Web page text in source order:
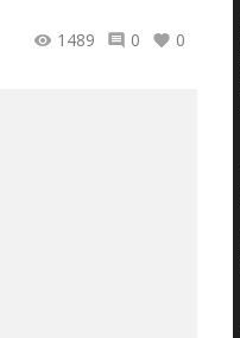
1489 0 0